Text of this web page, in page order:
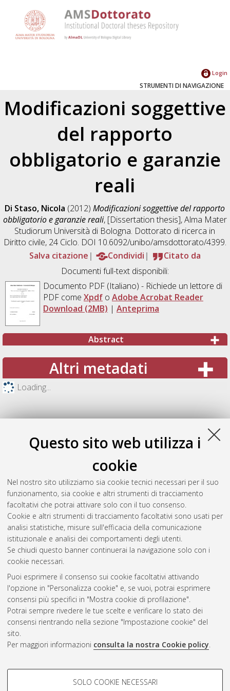
Questo sito web utilizza i
cookie
Nel nostro sito utilizziamo sia cookie tecnici necessari per il suo
funzionamento, sia cookie e altri strumenti di tracciamento
facoltativi che potrai attivare solo con il tuo consenso.
Cookie e altri strumenti di tracciamento facoltativi sono usati per
analisi statistiche, misure sull'efficacia della comunicazione
istituzionale e analisi dei comportamenti degli utenti.
Se chiudi questo banner continuerai la navigazione solo con i
cookie necessari.
Puoi esprimere il consenso sui cookie facoltativi attivando
l'opzione in "Personalizza cookie" e, se vuoi, potrai esprimere
consensi più specifici in "Mostra cookie di profilazione".
Potrai sempre rivedere le tue scelte e verificare lo stato dei
consensi rientrando nella sezione "Impostazione cookie" del
sito.
Per maggiori informazioni consulta la nostra Cookie policy.
COOKIE DI PROFILAZIONE -
SOLO COOKIE NECESSARI
Login
STRUMENTI DI NAVIGAZIONE
Modificazioni soggettive
del rapporto
obbligatorio e garanzie
reali
Di Staso, Nicola (2012)Modificazioni soggettive del rapporto
obbligatorio e garanzie reali, [Dissertation thesis], Alma Mater
Studiorum Università di Bologna. Dottorato di ricerca in
Diritto civile, 24 Ciclo. DOI 10.6092/unibo/amsdottorato/4399.
Salva citazione
Condividi
Citato da
Documenti full-text disponibili:
Documento PDF(Italiano) - Richiede un lettore di
PDF come Xpdfo Adobe Acrobat Reader
Download (2MB) | Anteprima
Abstract
Altri metadati
Loading...
Gestione del documento:
Atom
Rss 1.0
Rss 2.0
ISSN: 2038-7946
Impostazioni Cookie
Informativa sulla privacy